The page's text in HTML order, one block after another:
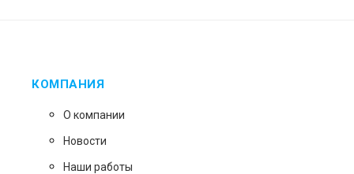
КОМПАНИЯ
О компании
Новости
Наши работы